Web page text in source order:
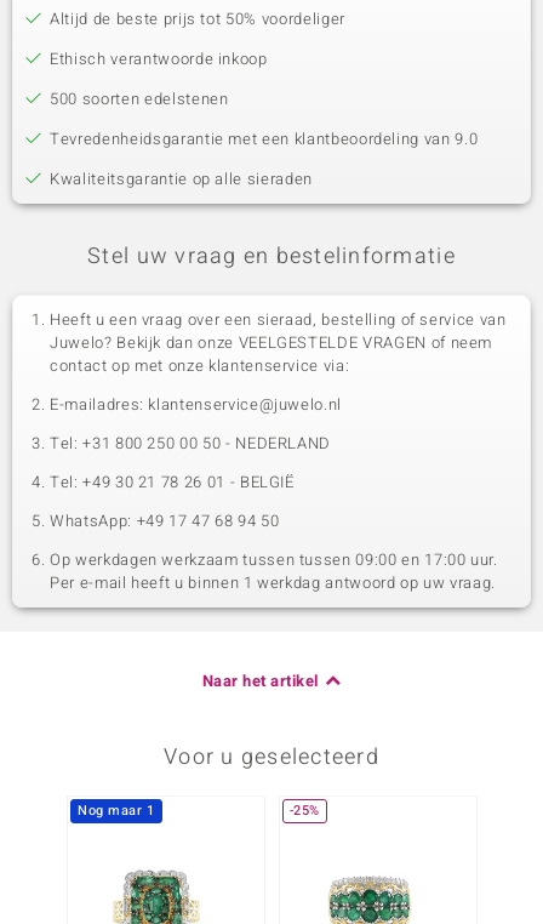
Altijd de beste prijs tot 50% voordeliger
Ethisch verantwoorde inkoop
500 soorten edelstenen
Tevredenheidsgarantie met een klantbeoordeling van 9.0
Kwaliteitsgarantie op alle sieraden
Stel uw vraag en bestelinformatie
Heeft u een vraag over een sieraad, bestelling of service van
Juwelo? Bekijk dan onze VEELGESTELDE VRAGEN of neem
contact op met onze klantenservice via:
E-mailadres: klantenservice@juwelo.nl
Tel: +31 800 250 00 50 - NEDERLAND
Tel: +49 30 21 78 26 01 - BELGIË
WhatsApp: +49 17 47 68 94 50
Op werkdagen werkzaam tussen tussen 09:00 en 17:00 uur.
Per e-mail heeft u binnen 1 werkdag antwoord op uw vraag.
Naar het artikel
Voor u geselecteerd
Nog maar 1 -25%